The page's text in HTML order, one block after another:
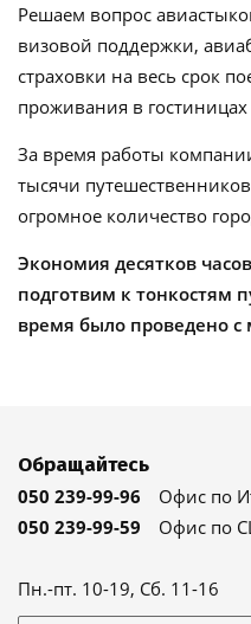
Решаем вопрос
визовой поддержки,
страховки на весь срок
проживания в
За время работы
тысячи
огромное количество
Экономия десятков
подготвим к тонкостям
время было проведено
Обращайтесь
050 239-99-96
Офис по
050 239-99-59
Офис по
Пн.-пт. 10-19, Сб. 11-16